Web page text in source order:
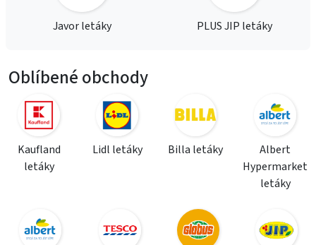
Javor letáky PLUS JIP letáky
Oblíbené obchody
Kaufland
letáky
Lidl letáky Billa letáky
Albert
Hypermarket
letáky